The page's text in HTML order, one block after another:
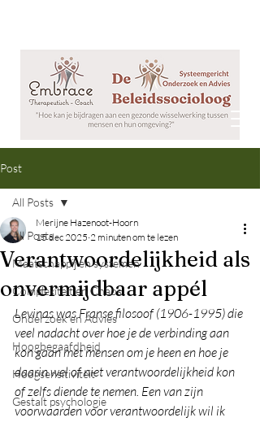
Post
All Posts
Maatschappij en systemen
Complexiteit en Chaos
Onderzoek en Advies
Hoogbegaafdheid
Hoogsensitiviteit
Gestalt psychologie
All Posts
Verantwoordelijkheid als
onvermijdbaar appél
Merijne Hazenoot-Hoorn
15 dec 2025 2 minuten om te lezen
Levinas was Franse filosoof (1906-1995) die
veel nadacht over hoe je de verbinding aan
kon gaan met mensen om je heen en hoe je
daarin wel of niet verantwoordelijkheid kon
of zelfs diende te nemen. Een van zijn
voorwaarden voor verantwoordelijk wil ik